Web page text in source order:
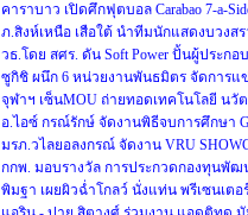
คาราบาว เปิดศึกฟุตบอล Carabao 7-a-
ภ.สิงห์เหนือ เสือใต้ นำทีมนักแสดงบวง
วธ.โดย สศร. ดัน Soft Power ปั้นผู้ประก
ซูกิชิ ผนึก 6 หน่วยงานพันธมิตร จัดการ
จุฬาฯ เซ็นMOU ถ่ายทอดเทคโนโลยี นวัต
อ.ไอซ์ กรณ์รักษ์ จัดงานพิธีจบการศึกษา
มรภ.วไลยอลงกรณ์ จัดงาน VRU
กกพ. มอบรางวัล การประกวดกองทุนพั
พิมฐา เผยผิวฉ่ำโกลว์ นั่งแท่น พรีเซนเตอ